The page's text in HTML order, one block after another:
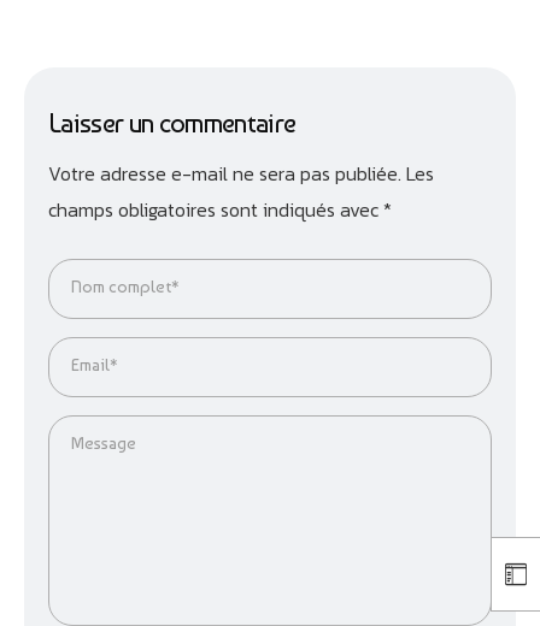
Laisser un commentaire
Votre adresse e-mail ne sera pas publiée. Les
champs obligatoires sont indiqués avec*
Nom complet*
Email*
Message